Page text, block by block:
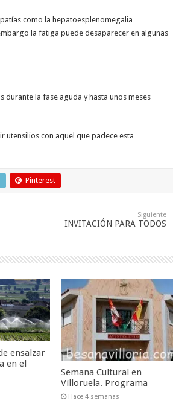
como la hepatoesplenomegalia
la fatiga puede desaparecer en algunas
durante la fase aguda y hasta unos meses
utensilios con aquel que padece esta
Pinterest
Siguiente
INVITACIÓN PARA TODOS
ensalzar
en el
Semana Cultural en
Villoruela. Programa
Hace 4 semanas